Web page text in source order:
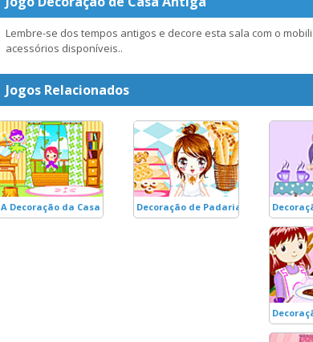
Lembre-se dos tempos antigos e decore esta sala com o
acessórios disponíveis..
Jogos Relacionados
A Decoração da Casa de Contos de Fadas
Decoração de Padaria